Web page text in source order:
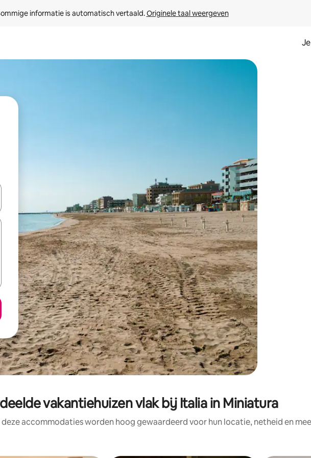
informatie is automatisch vertaald. Originele taal weergeven
keuze met je de pijltjestoetsen omhoog en omlaag, óf door te tikken of swipen.
vakantiehuizen vlak bij Italia in Miniatura
deze accommodaties worden hoog gewaardeerd voor hun locatie, netheid en